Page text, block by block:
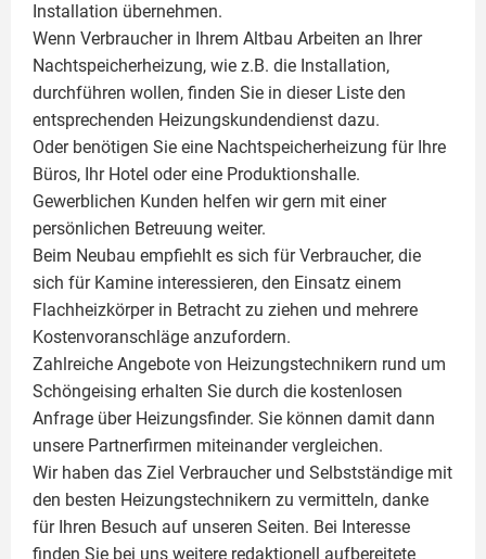
Installation übernehmen.
Wenn Verbraucher in Ihrem Altbau Arbeiten an Ihrer
Nachtspeicherheizung, wie z.B. die Installation,
durchführen wollen, finden Sie in dieser Liste den
entsprechenden Heizungskundendienst dazu.
Oder benötigen Sie eine Nachtspeicherheizung für Ihre
Büros, Ihr Hotel oder eine Produktionshalle.
Gewerblichen Kunden helfen wir gern mit einer
persönlichen Betreuung weiter.
Beim Neubau empfiehlt es sich für Verbraucher, die
sich für Kamine interessieren, den Einsatz einem
Flachheizkörperin Betracht zu ziehen und mehrere
Kostenvoranschläge anzufordern.
Zahlreiche Angebote von Heizungstechnikern rund um
Schöngeising erhalten Sie durch die kostenlosen
Anfrage über Heizungsfinder. Sie können damit dann
unsere Partnerfirmen miteinander vergleichen.
Wir haben das Ziel Verbraucher und Selbstständige mit
den besten Heizungstechnikern zu vermitteln, danke
für Ihren Besuch auf unseren Seiten. Bei Interesse
finden Sie bei uns weitere redaktionell aufbereitete